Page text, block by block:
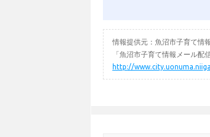
情報提供元：魚沼市子育て情
「魚沼市子育て情報メール配
http://